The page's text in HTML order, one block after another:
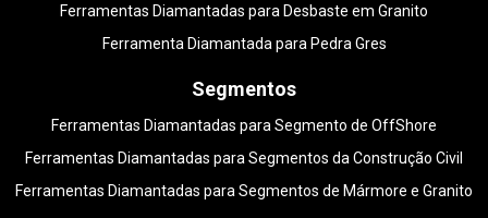
Ferramentas Diamantadas para Desbaste em Granito
Ferramenta Diamantada para Pedra Gres
Segmentos
Ferramentas Diamantadas para Segmento de OffShore
Ferramentas Diamantadas para Segmentos da Construção Civil
Ferramentas Diamantadas para Segmentos de Mármore e Granito